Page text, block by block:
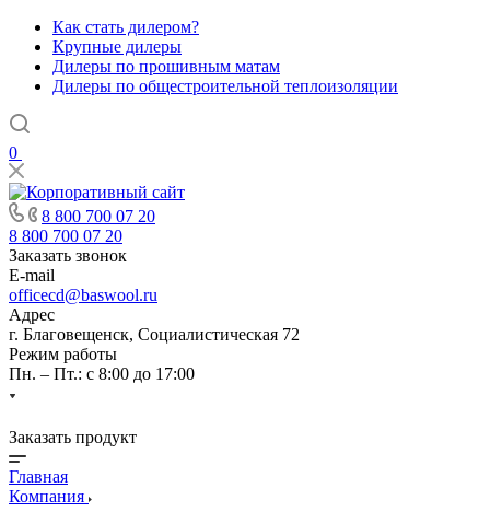
Как стать дилером?
Крупные дилеры
Дилеры по прошивным матам
Дилеры по общестроительной теплоизоляции
0
8 800 700 07 20
8 800 700 07 20
Заказать звонок
E-mail
officecd@baswool.ru
Адрес
г. Благовещенск, Социалистическая 72
Режим работы
Пн. – Пт.: с 8:00 до 17:00
Заказать продукт
Главная
Компания